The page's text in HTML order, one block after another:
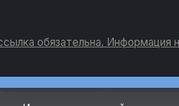
обязательна.